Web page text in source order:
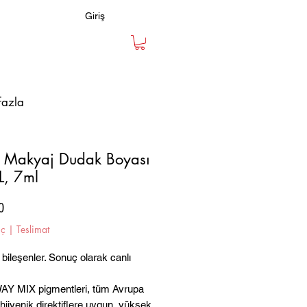
Giriş
Makyaj Dudak Boyası
7ml
Fiyat
| Teslimat
Sonuç olarak canlı
MIX pigmentleri, tüm Avrupa
hijyenik direktiflere uygun, yüksek